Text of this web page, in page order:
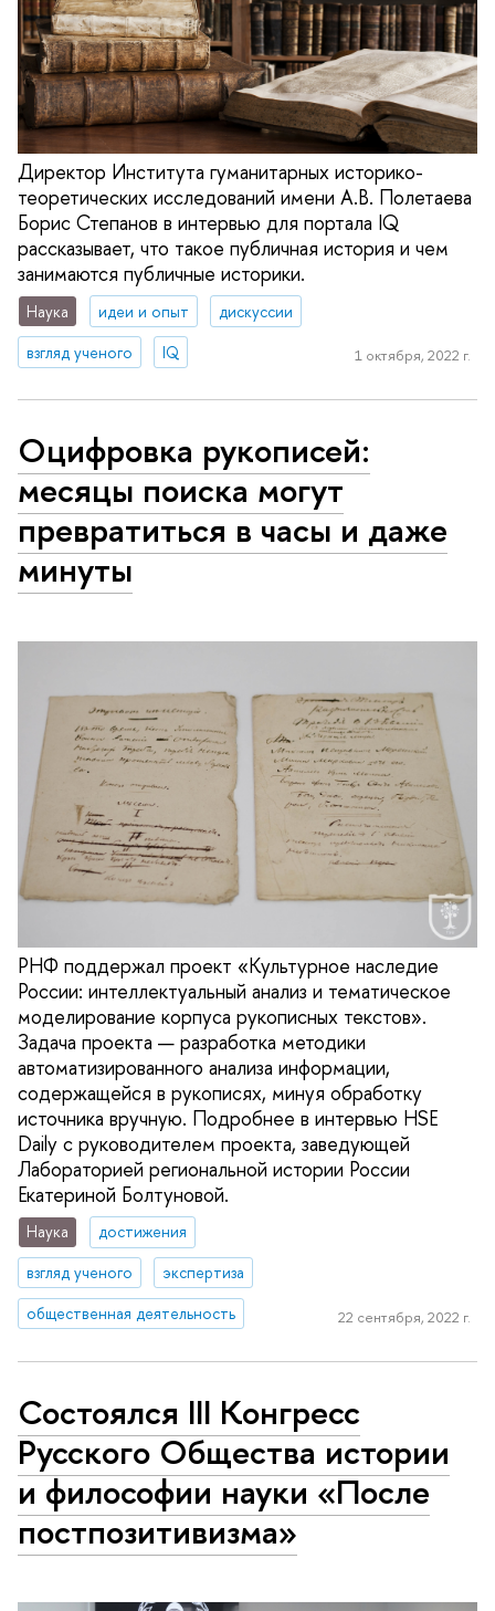
Директор Института гуманитарных историко-
теоретических исследований имени А.В. Полетаева
Борис Степанов в интервью для портала IQ
рассказывает, что такое публичная история и чем
занимаются публичные историки.
Наука идеи и опыт
дискуссии
взгляд ученого
IQ 1 октября, 2022 г.
Оцифровка рукописей:
месяцы поиска могут
превратиться в часы и даже
минуты
РНФ поддержал проект «Культурное наследие
России: интеллектуальный анализ и тематическое
моделирование корпуса рукописных текстов».
Задача проекта — разработка методики
автоматизированного анализа информации,
содержащейся в рукописях, минуя обработку
источника вручную. Подробнее в интервью HSE
Daily с руководителем проекта, заведующей
Лабораторией региональной истории России
Екатериной Болтуновой.
Наука
достижения
взгляд ученого
экспертиза
общественная деятельность
22 сентября, 2022 г.
Состоялся III Конгресс
Русского Общества истории
и философии науки «После
постпозитивизма»